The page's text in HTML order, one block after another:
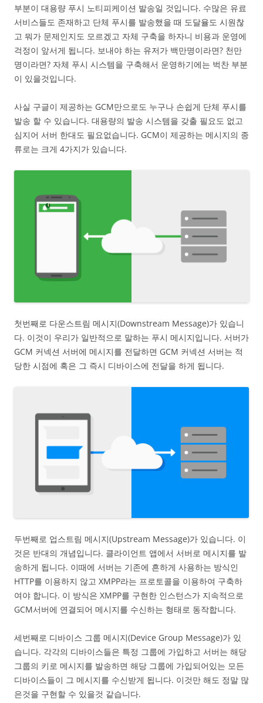
부분이 대용량 푸시 노티피케이션 발송일 것입니다. 수많은 유료
서비스들도 존재하고 단체 푸시를 발송했을 때 도달율도 시원찮
고 뭐가 문제인지도 모르겠고 자체 구축을 하자니 비용과 운영에
걱정이 앞서게 됩니다. 보내야 하는 유저가 백만명이라면? 천만
명이라면? 자체 푸시 시스템을 구축해서 운영하기에는 벅찬 부분
이 있을것입니다.
사실 구글이 제공하는 GCM만으로도 누구나 손쉽게 단체 푸시를
발송 할 수 있습니다. 대용량의 발송 시스템을 갖출 필요도 없고
심지어 서버 한대도 필요없습니다. GCM이 제공하는 메시지의 종
류로는 크게 4가지가 있습니다.
첫번째로 다운스트림 메시지(Downstream Message)가 있습니
다. 이것이 우리가 일반적으로 말하는 푸시 메시지입니다. 서버가
GCM 커넥션 서버에 메시지를 전달하면 GCM 커넥션 서버는 적
당한 시점에 혹은 그 즉시 디바이스에 전달을 하게 됩니다.
두번째로 업스트림 메시지(Upstream Message)가 있습니다. 이
것은 반대의 개념입니다. 클라이언트 앱에서 서버로 메시지를 발
송하게 됩니다. 이때에 서버는 기존에 흔하게 사용하는 방식인
HTTP를 이용하지 않고 XMPP라는 프로토콜을 이용하여 구축하
여야 합니다. 이 방식은 XMPP를 구현한 인스턴스가 지속적으로
GCM서버에 연결되어 메시지를 수신하는 형태로 동작합니다.
세번째로 디바이스 그룹 메시지(Device Group Message)가 있
습니다. 각각의 디바이스들은 특정 그룹에 가입하고 서버는 해당
그룹의 키로 메시지를 발송하면 해당 그룹에 가입되어있는 모든
디바이스들이 그 메시지를 수신받게 됩니다. 이것만 해도 정말 많
은것을 구현할 수 있을것 같습니다.